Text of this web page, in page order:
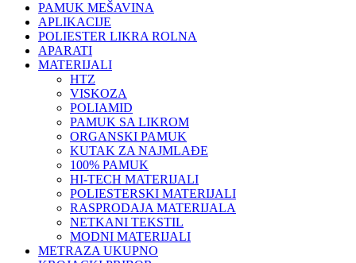
PAMUK MEŠAVINA
APLIKACIJE
POLIESTER LIKRA ROLNA
APARATI
MATERIJALI
HTZ
VISKOZA
POLIAMID
PAMUK SA LIKROM
ORGANSKI PAMUK
KUTAK ZA NAJMLAĐE
100% PAMUK
HI-TECH MATERIJALI
POLIESTERSKI MATERIJALI
RASPRODAJA MATERIJALA
NETKANI TEKSTIL
MODNI MATERIJALI
METRAZA UKUPNO